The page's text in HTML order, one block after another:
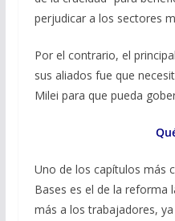
perjudicar a los sectores
Por el contrario, el
sus aliados fue que
Milei para que pueda
Uno de los capítulos más
Bases es el de la reforma
más a los trabajadores,